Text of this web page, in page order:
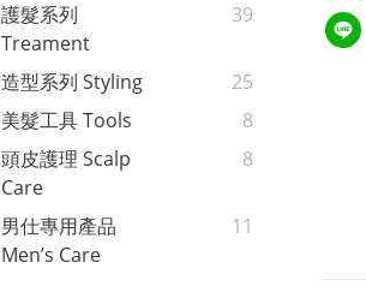
護髮系列
Treament
39
造型系列 Styling
25
美髮工具 Tools
8
頭皮護理 Scalp
Care
8
男仕專用產品
Men’s Care
11